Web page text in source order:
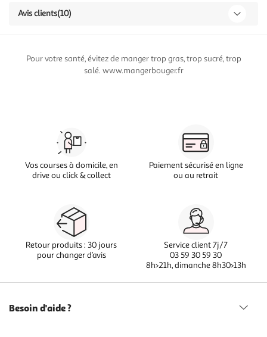
Avis clients(10)
Pour votre santé, évitez de manger trop gras, trop sucré, trop
salé. www.mangerbouger.fr
Vos courses à domicile, en
drive ou click & collect
Paiement sécurisé en ligne
ou au retrait
Retour produits : 30 jours
pour changer d’avis
Service client 7j/7
03 59 30 59 30
8h>21h, dimanche 8h30>13h
Besoin d'aide ?